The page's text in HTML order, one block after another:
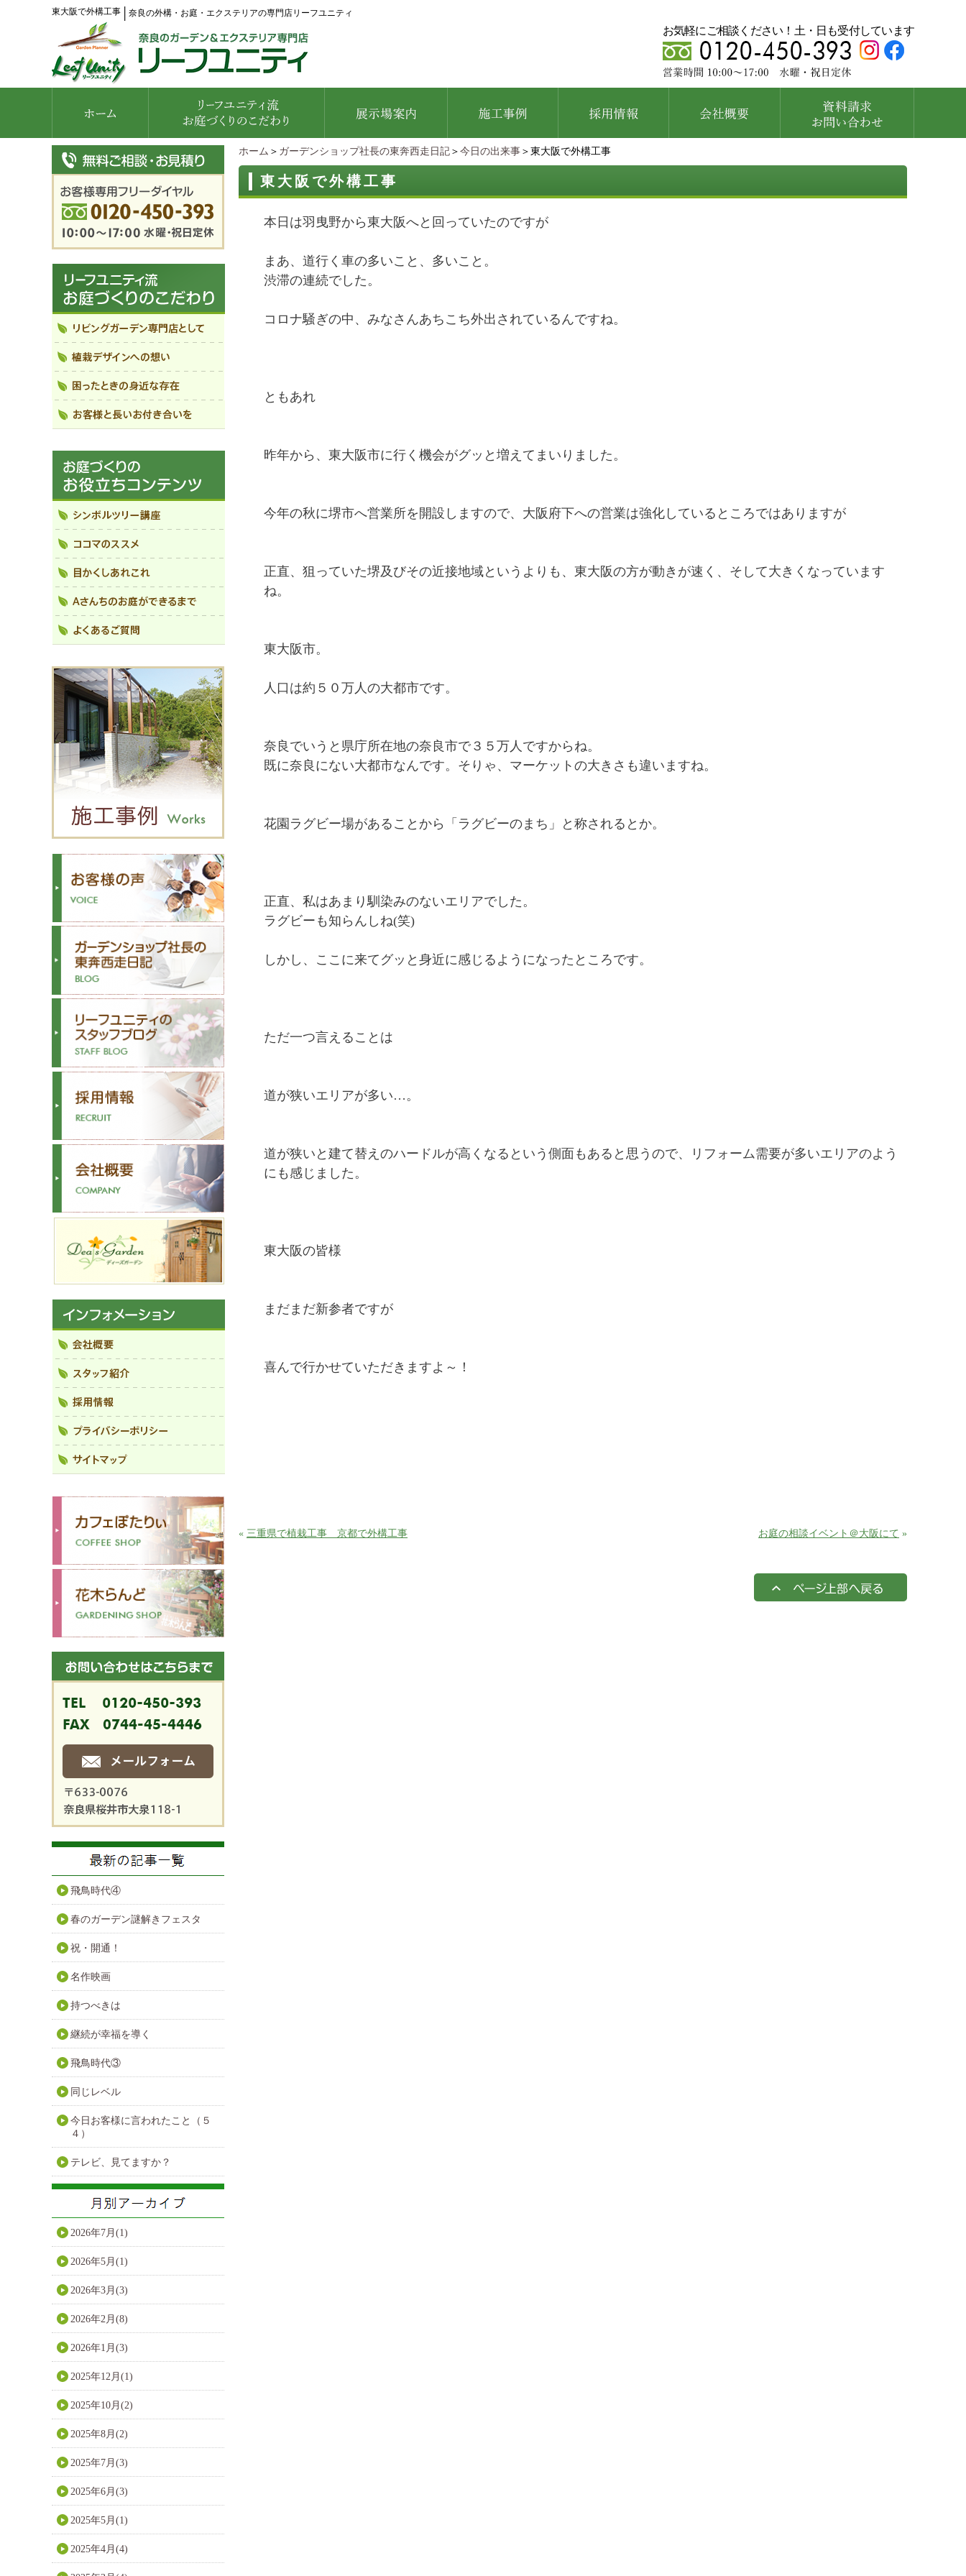
東大阪で外構工事 奈良の外構・お庭・エクステリアの専門店リーフユニティ
お気軽にご相談ください！土・日も受付しています
ホーム ＞ ガーデンショップ社長の東奔西走日記 ＞ 今日の出来事 ＞東大阪で外構工事
東大阪で外構工事
本日は羽曳野から東大阪へと回っていたのですが
まあ、道行く車の多いこと、多いこと。
渋滞の連続でした。
コロナ騒ぎの中、みなさんあちこち外出されているんですね。
ともあれ
昨年から、東大阪市に行く機会がグッと増えてまいりました。
今年の秋に堺市へ営業所を開設しますので、大阪府下への営業は強化しているところではありますが
正直、狙っていた堺及びその近接地域というよりも、東大阪の方が動きが速く、そして大きくなっています
ね。
東大阪市。
人口は約５０万人の大都市です。
奈良でいうと県庁所在地の奈良市で３５万人ですからね。
既に奈良にない大都市なんです。そりゃ、マーケットの大きさも違いますね。
花園ラグビー場があることから「ラグビーのまち」と称されるとか。
正直、私はあまり馴染みのないエリアでした。
ラグビーも知らんしね(笑)
しかし、ここに来てグッと身近に感じるようになったところです。
ただ一つ言えることは
道が狭いエリアが多い…。
道が狭いと建て替えのハードルが高くなるという側面もあると思うので、リフォーム需要が多いエリアのよう
にも感じました。
東大阪の皆様
まだまだ新参者ですが
喜んで行かせていただきますよ～！
« 三重県で植栽工事 京都で外構工事 お庭の相談イベント＠大阪にて »
飛鳥時代④
春のガーデン謎解きフェスタ
祝・開通！
名作映画
持つべきは
継続が幸福を導く
飛鳥時代③
同じレベル
今日お客様に言われたこと（５
４）
テレビ、見てますか？
2026年7月(1)
2026年5月(1)
2026年3月(3)
2026年2月(8)
2026年1月(3)
2025年12月(1)
2025年10月(2)
2025年8月(2)
2025年7月(3)
2025年6月(3)
2025年5月(1)
2025年4月(4)